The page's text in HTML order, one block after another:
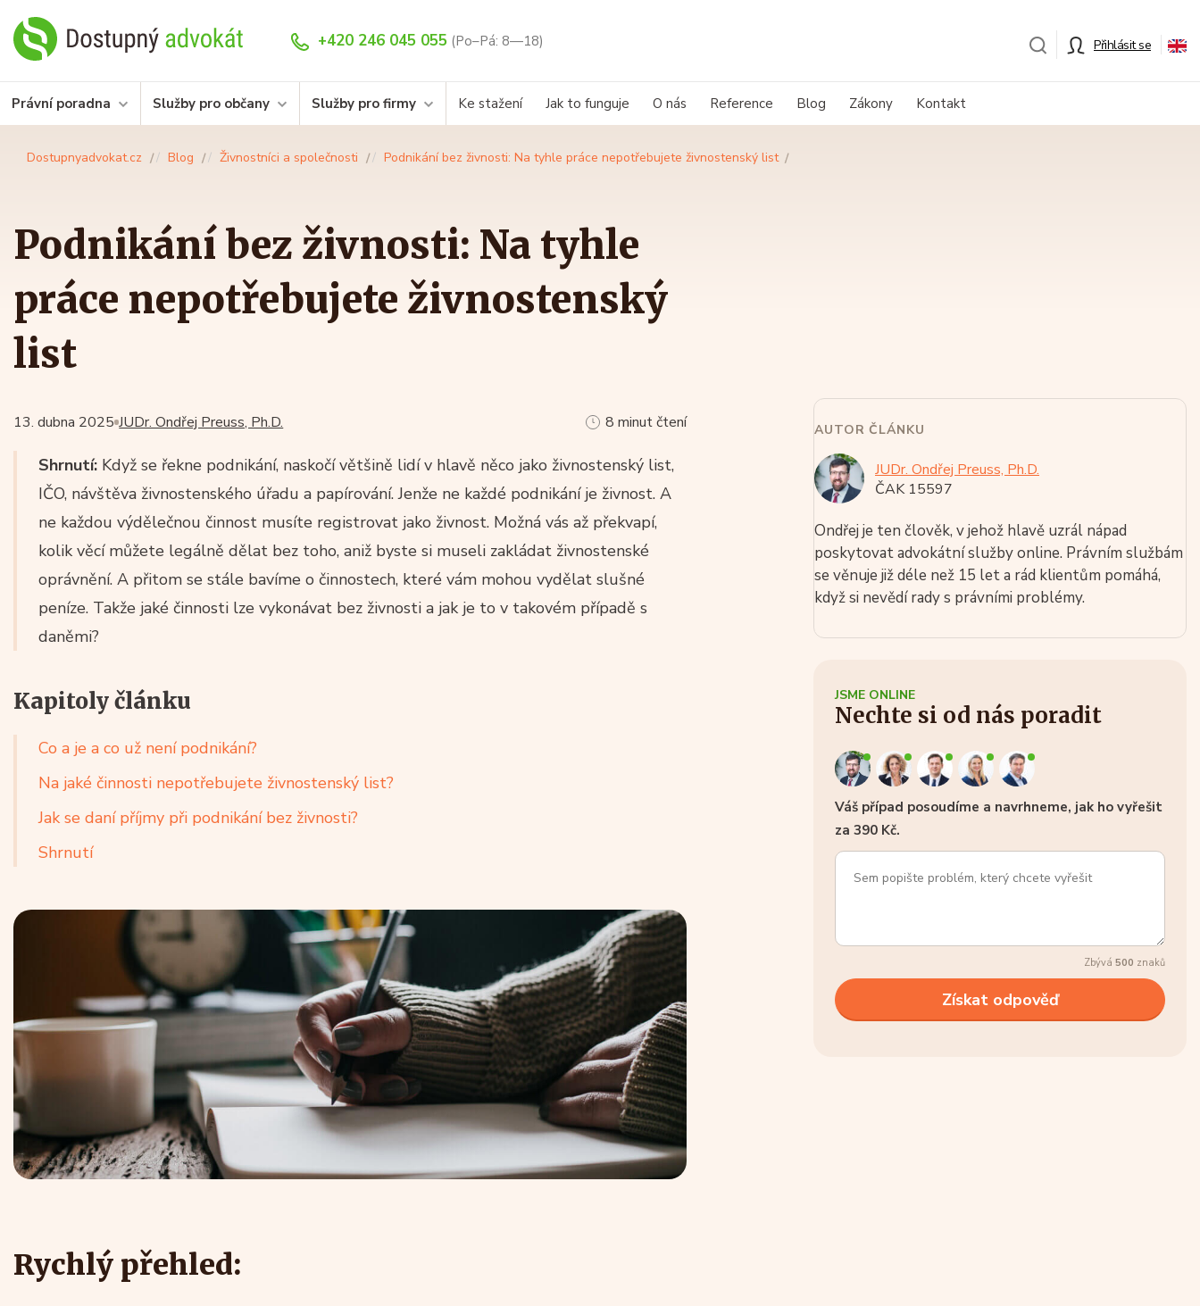
+420 246 045 055 (Po–Pá: 8—18) Přihlásit se
Právní poradna Služby pro občany Služby pro firmy Ke stažení Jak to funguje O nás Reference Blog Zákony Kontakt
Dostupnyadvokat.cz Blog Živnostníci a společnosti Podnikání bez živnosti: Na tyhle práce nepotřebujete živnostenský list
Podnikání bez živnosti: Na tyhle
práce nepotřebujete živnostenský
list
JUDr. Ondřej Preuss, Ph.D.
13. dubna 2025 8 minut čtení
Shrnutí: Když se řekne podnikání, naskočí většině lidí v hlavě něco jako živnostenský list,
IČO, návštěva živnostenského úřadu a papírování. Jenže ne každé podnikání je živnost. A
ne každou výdělečnou činnost musíte registrovat jako živnost. Možná vás až překvapí,
kolik věcí můžete legálně dělat bez toho, aniž byste si museli zakládat živnostenské
oprávnění. A přitom se stále bavíme o činnostech, které vám mohou vydělat slušné
peníze. Takže jaké činnosti lze vykonávat bez živnosti a jak je to v takovém případě s
daněmi?
Kapitoly článku
Co a je a co už není podnikání?
Na jaké činnosti nepotřebujete živnostenský list?
Jak se daní příjmy při podnikání bez živnosti?
Shrnutí
Rychlý přehled:
AUTOR ČLÁNKU
JUDr. Ondřej Preuss, Ph.D.
ČAK 15597
Ondřej je ten člověk, v jehož hlavě uzrál nápad
poskytovat advokátní služby online. Právním službám
se věnuje již déle než 15 let a rád klientům pomáhá,
když si nevědí rady s právními problémy.
JSME ONLINE
Nechte si od nás poradit
Váš případ posoudíme a navrhneme, jak ho vyřešit
za 390 Kč.
Zbývá 500 znaků